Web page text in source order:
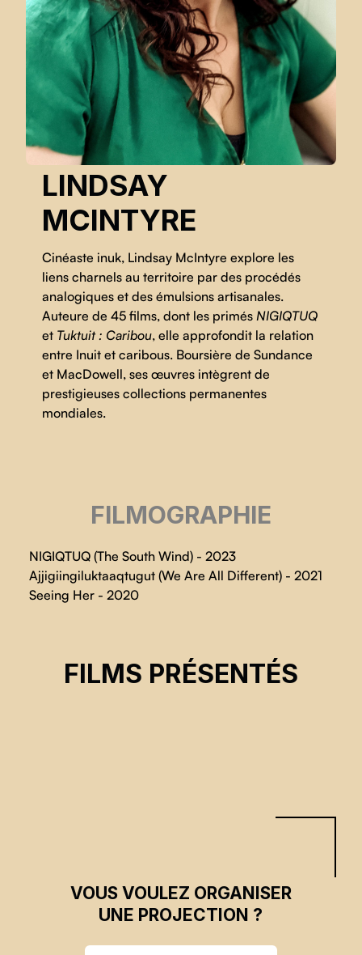
LINDSAY
MCINTYRE
Cinéaste inuk, Lindsay McIntyre explore les
liens charnels au territoire par des procédés
analogiques et des émulsions artisanales.
Auteure de 45 films, dont les primés NIGIQTUQ
et Tuktuit : Caribou, elle approfondit la relation
entre Inuit et caribous. Boursière de Sundance
et MacDowell, ses œuvres intègrent de
prestigieuses collections permanentes
mondiales.
FILMOGRAPHIE
NIGIQTUQ (The South Wind) - 2023
Ajjigiingiluktaaqtugut (We Are All Different) - 2021
Seeing Her - 2020
FILMS PRÉSENTÉS
TUKTUIT : CARIBOU
Lindsay McIntyre
VOUS VOULEZ ORGANISER
UNE PROJECTION ?